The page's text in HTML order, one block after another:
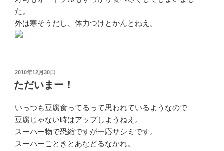
た。
外は寒そうだし、体力つけとかんとねえ。
投
稿
日:
2010年12月30日
ただいまー！
いっつも豆腐食ってるって思われているようなので
豆腐じゃない時はアップしようねえ。
スーパー物で恐縮ですが一応サシミです。
スーパーごときとあなどるなかれ。